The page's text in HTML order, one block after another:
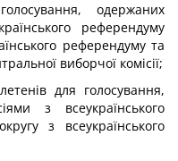
одержаних
референдуму
референдуму та
виборчої комісії;
для голосування,
з всеукраїнського
з всеукраїнського